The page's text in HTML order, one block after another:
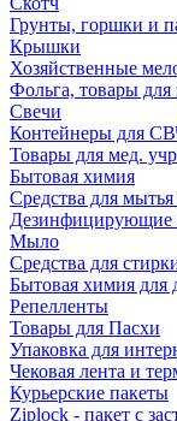
Грунты, горшки и
Крышки
Хозяйственные
Фольга, товары для
Свечи
Контейнеры для
Товары для мед.
Бытовая химия
Средства для
Дезинфицирующие
Мыло
Средства для
Бытовая химия для
Репелленты
Товары для Пасхи
Упаковка для
Чековая лента и
Курьерские пакеты
Ziplock - пакет с